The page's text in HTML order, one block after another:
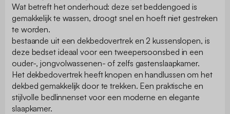
Wat betreft het onderhoud: deze set beddengoed is
gemakkelijk te wassen, droogt snel en hoeft niet gestreken
te worden.
bestaande uit een dekbedovertrek en 2 kussenslopen, is
deze bedset ideaal voor een tweepersoonsbed in een
ouder-, jongvolwassenen- of zelfs gastenslaapkamer.
Het dekbedovertrek heeft knopen en handlussen om het
dekbed gemakkelijk door te trekken. Een praktische en
stijlvolle bedlinnenset voor een moderne en elegante
slaapkamer.